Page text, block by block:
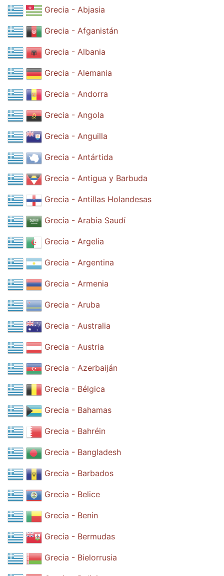
Grecia - Abjasia
Grecia - Afganistán
Grecia - Albania
Grecia - Alemania
Grecia - Andorra
Grecia - Angola
Grecia - Anguilla
Grecia - Antártida
Grecia - Antigua y Barbuda
Grecia - Antillas Holandesas
Grecia - Arabia Saudí
Grecia - Argelia
Grecia - Argentina
Grecia - Armenia
Grecia - Aruba
Grecia - Australia
Grecia - Austria
Grecia - Azerbaiján
Grecia - Bélgica
Grecia - Bahamas
Grecia - Bahréin
Grecia - Bangladesh
Grecia - Barbados
Grecia - Belice
Grecia - Benin
Grecia - Bermudas
Grecia - Bielorrusia